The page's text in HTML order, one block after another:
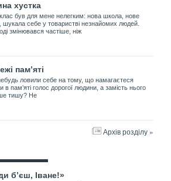
хустка
клас був для мене нелегким: нова школа, нове
шукала себе у товаристві незнайомих людей.
змінювався частіше, ніж
пам’яті
ловили себе на тому, що намагаєтеся
в пам’яті голос дорогої людини, а замість нього
тишу? Не
Архів розділу »
б’єш, Іване!»